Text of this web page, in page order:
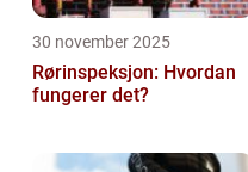
30 november 2025
Rørinspeksjon: Hvordan
fungerer det?